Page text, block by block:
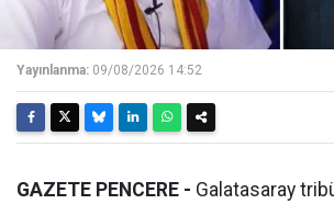
Yayınlanma: 09/08/2026 14:52
GAZETE PENCERE - Galatasaray